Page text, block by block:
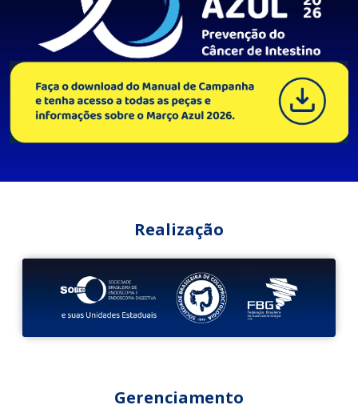
Realização
Gerenciamento